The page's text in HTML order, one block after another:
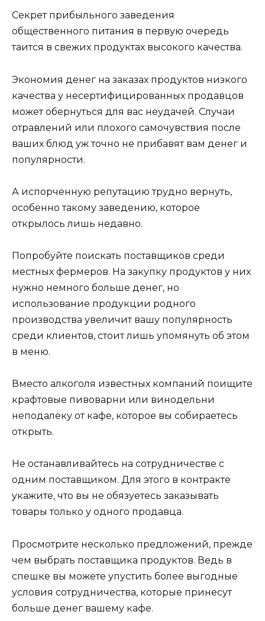
Секрет прибыльного заведения
общественного питания в первую очередь
таится в свежих продуктах высокого качества.
Экономия денег на заказах продуктов низкого
качества у несертифицированных продавцов
может обернуться для вас неудачей. Случаи
отравлений или плохого самочувствия после
ваших блюд уж точно не прибавят вам денег и
популярности.
А испорченную репутацию трудно вернуть,
особенно такому заведению, которое
открылось лишь недавно.
Попробуйте поискать поставщиков среди
местных фермеров. На закупку продуктов у них
нужно немного больше денег, но
использование продукции родного
производства увеличит вашу популярность
среди клиентов, стоит лишь упомянуть об этом
в меню.
Вместо алкоголя известных компаний поищите
крафтовые пивоварни или винодельни
неподалёку от кафе, которое вы собираетесь
открыть.
Не останавливайтесь на сотрудничестве с
одним поставщиком. Для этого в контракте
укажите, что вы не обязуетесь заказывать
товары только у одного продавца.
Просмотрите несколько предложений, прежде
чем выбрать поставщика продуктов. Ведь в
спешке вы можете упустить более выгодные
условия сотрудничества, которые принесут
больше денег вашему кафе.